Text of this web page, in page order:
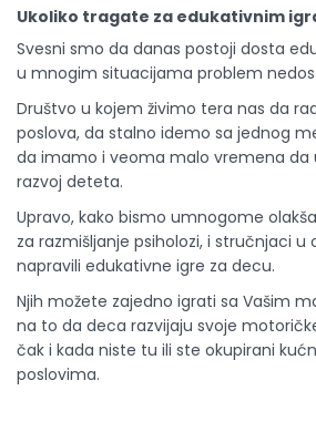
Ukoliko tragate za edukativnim
Svesni smo da danas postoji dosta
u mnogim situacijama problem
Društvo u kojem živimo tera nas da
poslova, da stalno idemo sa jednog
da imamo i veoma malo vremena da
razvoj deteta.
Upravo, kako bismo umnogome
za razmišljanje psiholozi, i stručnjaci u
napravili edukativne igre za decu.
Njih možete zajedno igrati sa Vašim
na to da deca razvijaju svoje
čak i kada niste tu ili ste okupirani
poslovima.